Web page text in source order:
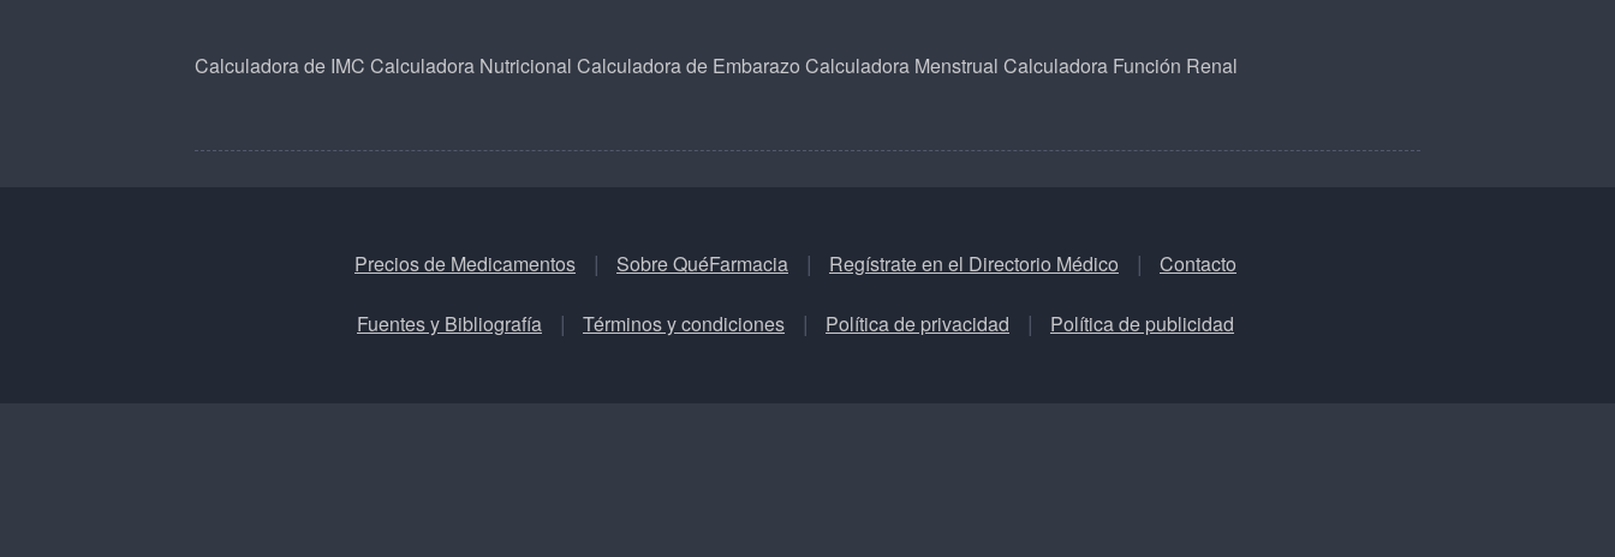
Calculadora de IMC Calculadora Nutricional Calculadora de Embarazo Calculadora Menstrual Calculadora Función Renal
Precios de Medicamentos Sobre QuéFarmacia Regístrate en el Directorio Médico Contacto
Fuentes y Bibliografía Términos y condiciones Política de privacidad Política de publicidad